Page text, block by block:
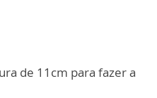
de 11cm para fazer a